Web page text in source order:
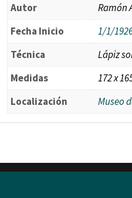
Autor
Ramón
Fecha Inicio
1/1/
Técnica
Lápiz
Medidas
172 x
Localización
Museo